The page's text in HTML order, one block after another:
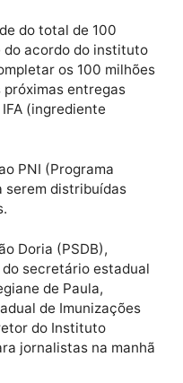
Covid-19.
do total de 100
completar os 100
próximas entregas
IFA (ingrediente
ao PNI (Programa
serem distribuídas
Doria (PSDB),